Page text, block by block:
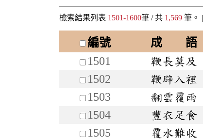
檢索結果列表 1501-1600筆 / 共 1,569 筆。 |
編號 成 語
1501 鞭長莫及
1502
鞭辟入裡
1503
翻雲覆雨
1504
豐衣足食
1505
覆水難收